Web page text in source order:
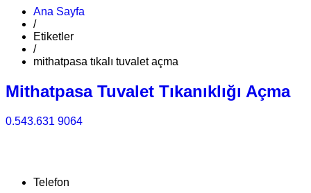
Ana Sayfa
/
Etiketler
/
mithatpasa tıkalı tuvalet açma
Mithatpasa Tuvalet Tıkanıklığı Açma
0.543.631 9064
Telefon